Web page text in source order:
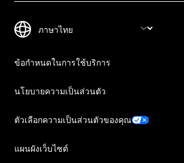
ข้อกำหนดในการใช้บริการ
นโยบายความเป็นส่วนตัว
ตัวเลือกความเป็นส่วนตัวของคุณ
แผนผังเว็บไซต์